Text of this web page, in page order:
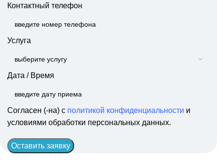
Контактный телефон
Услуга
Дата / Время
Согласен (-на) с политикой конфиденциальности и
условиями обработки персональных данных.
Оставить заявку